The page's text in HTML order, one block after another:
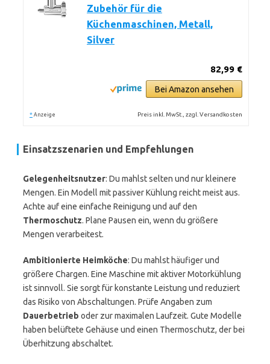
Zubehör für die
Küchenmaschinen, Metall,
Silver
82,99 €
Bei Amazon ansehen
* Anzeige Preis inkl. MwSt., zzgl. Versandkosten
Einsatzszenarien und Empfehlungen
Gelegenheitsnutzer: Du mahlst selten und nur kleinere
Mengen. Ein Modell mit passiver Kühlung reicht meist aus.
Achte auf eine einfache Reinigung und auf den
Thermoschutz. Plane Pausen ein, wenn du größere
Mengen verarbeitest.
Ambitionierte Heimköche: Du mahlst häufiger und
größere Chargen. Eine Maschine mit aktiver Motorkühlung
ist sinnvoll. Sie sorgt für konstante Leistung und reduziert
das Risiko von Abschaltungen. Prüfe Angaben zum
Dauerbetrieb oder zur maximalen Laufzeit. Gute Modelle
haben belüftete Gehäuse und einen Thermoschutz, der bei
Überhitzung abschaltet.